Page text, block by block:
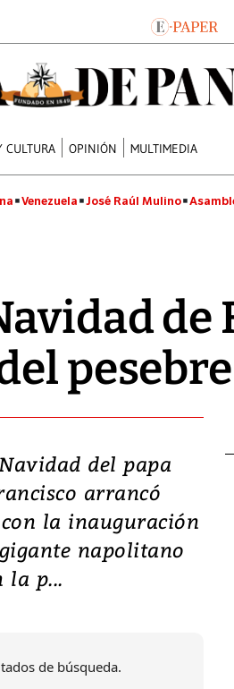
CULTURA OPINIÓN MULTIMEDIA
Venezuela José Raúl Mulino
de
pesebre
del papa
arrancó
la inauguración
napolitano
la p...
de búsqueda.
Japón: Terremoto
heridos y graves
en Kumamoto